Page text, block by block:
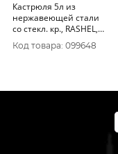
Кастрюля 5л из
нержавеющей стали
со стекл. кр., RASHEL,
24х11, 5см, R-50
Код товара: 099648